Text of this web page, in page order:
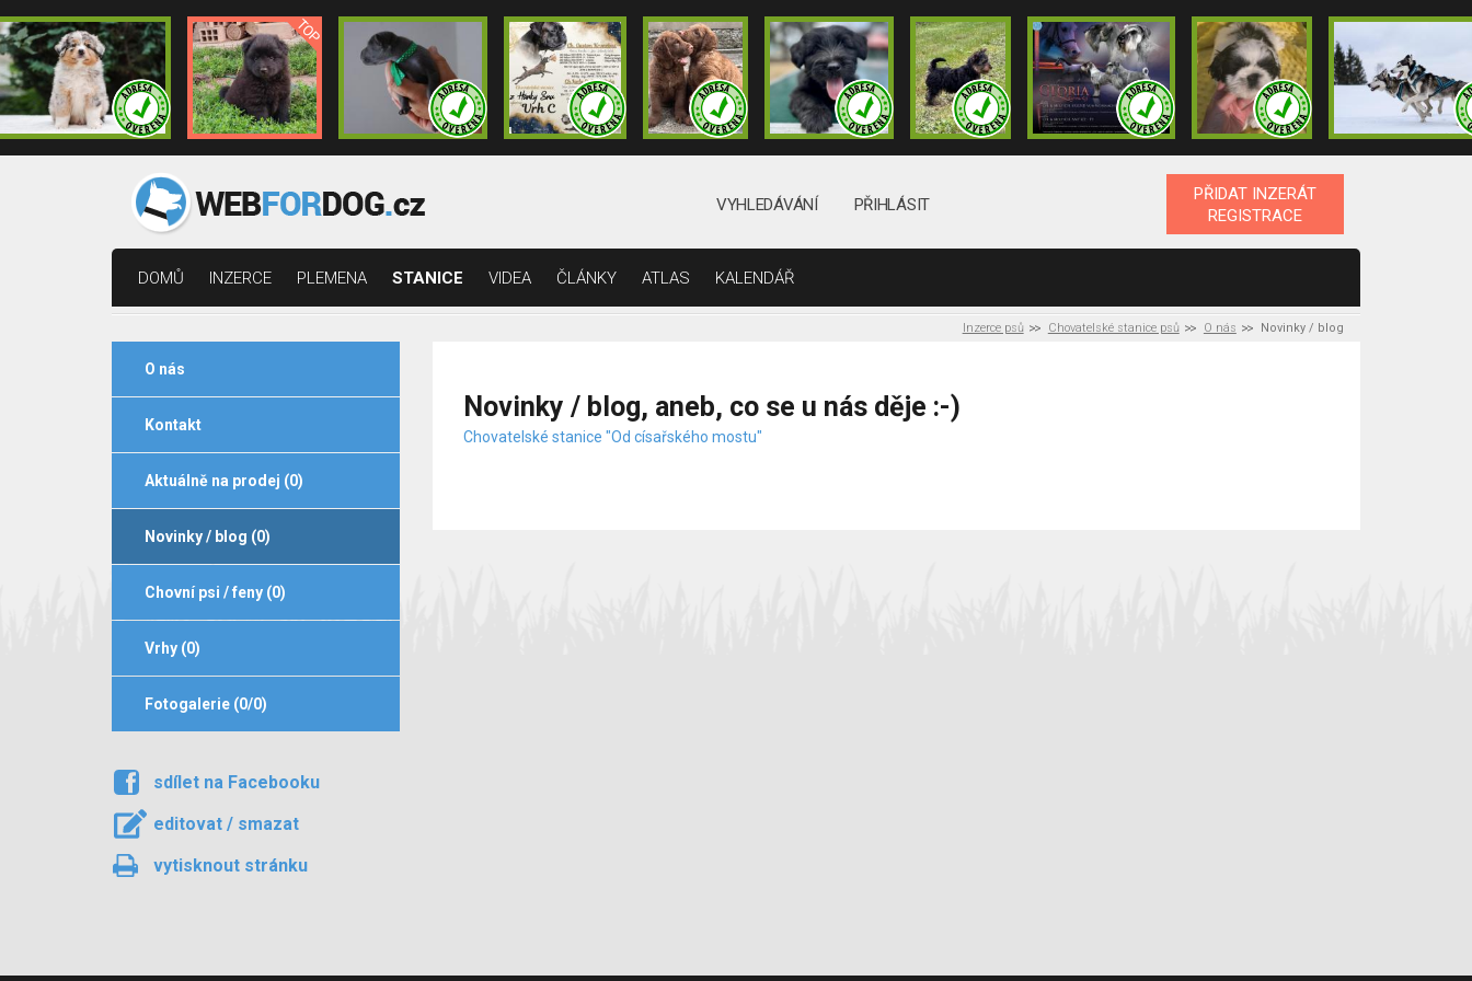
VYHLEDÁVÁNÍ PŘIHLÁSIT
PŘIDAT INZERÁT
REGISTRACE
DOMŮ INZERCE PLEMENA STANICE VIDEA ČLÁNKY ATLAS KALENDÁŘ
Inzerce psů Chovatelské stanice psů O nás Novinky / blog
O nás
Kontakt
Aktuálně na prodej (0)
Novinky / blog (0)
Chovní psi / feny (0)
Vrhy (0)
Fotogalerie (0/0)
sdílet na Facebooku
editovat / smazat
vytisknout stránku
Novinky / blog, aneb, co se u nás děje :-)
Chovatelské stanice "Od císařského mostu"